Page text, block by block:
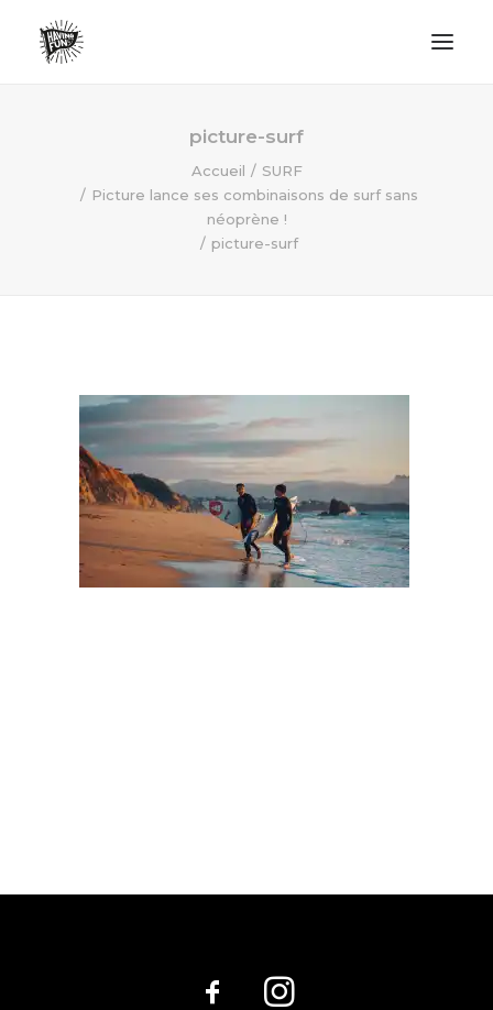
ECO FRIENDLY
picture-surf
Accueil
SURF
Picture lance ses combinaisons de surf sans
néoprène !
picture-surf